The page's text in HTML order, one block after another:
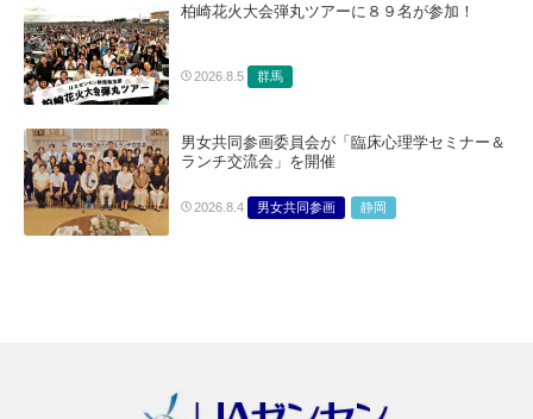
柏崎花火大会弾丸ツアーに８９名が参加！
2026.8.5 群馬
男女共同参画委員会が「臨床心理学セミナー＆
ランチ交流会」を開催
2026.8.4 男女共同参画 静岡